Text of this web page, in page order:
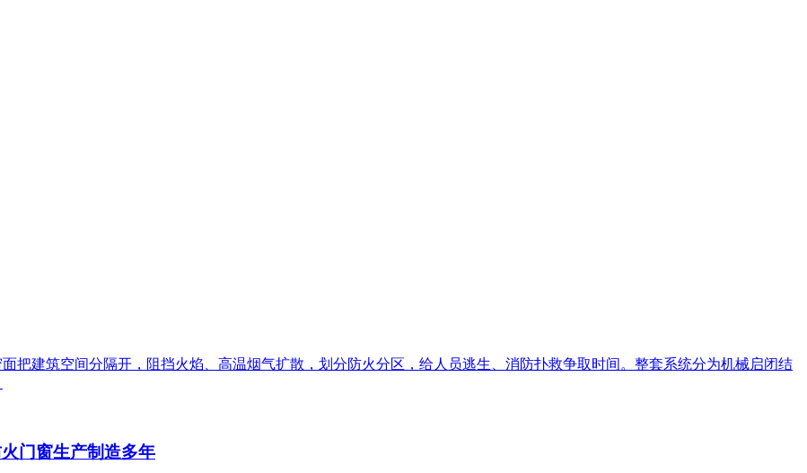
把建筑空间分隔开，阻挡火焰、高温烟气扩散，划分防火分区，给人员逃生、消防扑救争取时间。整套系统分为机械启闭结
门窗生产制造多年